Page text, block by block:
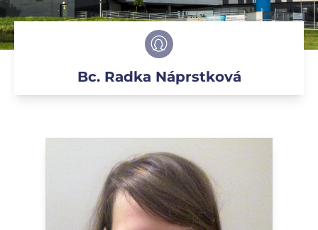
Bc. Radka Náprstková